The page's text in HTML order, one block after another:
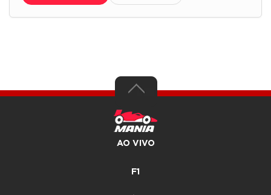
AO VIVO
F1